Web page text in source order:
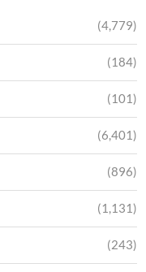
(4,779)
(184)
(101)
(6,401)
(896)
(1,131)
(243)